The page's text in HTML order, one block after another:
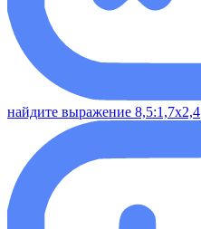
найдите выражение 8,5:1,7х2,4